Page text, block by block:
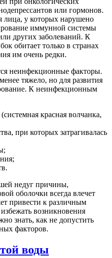
или гормонов.
лица, у которых нарушено
иммунной системы
других заболеваний. К
обитает только в странах
им очень редки.
неинфекционные факторы.
тяжело, но для развития
К неинфекционным
красная волчанка,
при которых затрагивалась
недуг причины,
оболочки всегда влечет
привести к различным
возникновения
знать, как не допустить
факторов.